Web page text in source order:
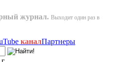
журнал. Выходит один раз в
каналПартнеры